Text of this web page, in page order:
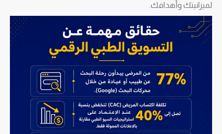
لميزانيتك وأهدافك.